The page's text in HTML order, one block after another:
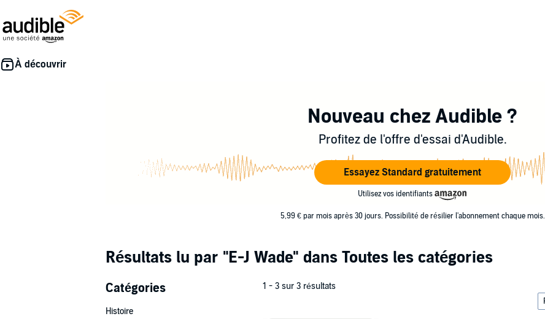
Nouveau chez Audible ?
Profitez de l'offre d'essai d'Audible.
Essayez Standard gratuitement
Utilisez vos identifiants
5,99 € par mois après 30 jours. Possibilité de résilier l'abonnement chaque mois.
Résultats lu par "E-J Wade" dans Toutes les catégories
Catégories
Histoire
1 - 3 sur 3 résultats